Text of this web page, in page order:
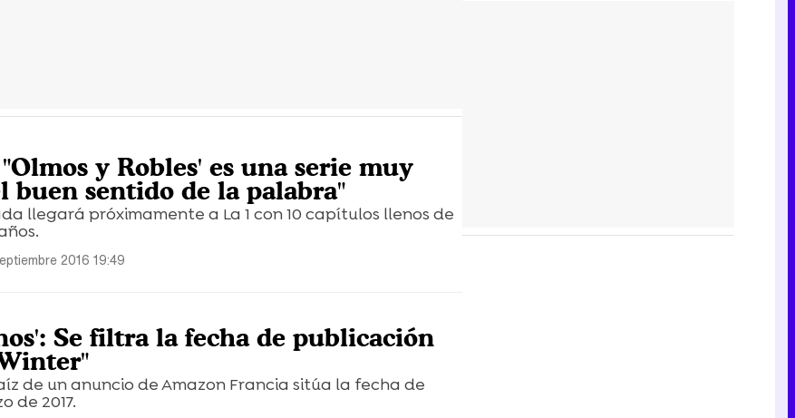
y Robles' es una serie muy
buen sentido de la palabra"
llegará próximamente a La 1 con 10 capítulos llenos de
2016 19:49
Se filtra la fecha de publicación
de un anuncio de Amazon Francia sitúa la fecha de
de 2017.